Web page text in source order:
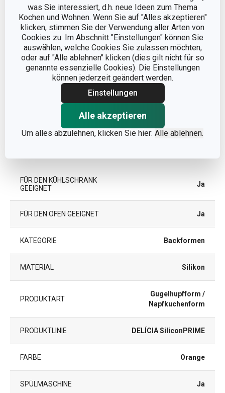
was Sie interessiert, d.h. neue Ideen zum Thema
Kochen und Wohnen. Wenn Sie auf "Alles akzeptieren"
klicken, stimmen Sie der Verwendung aller Arten von
Cookies zu. Im Abschnitt "Einstellungen" können Sie
auswählen, welche Cookies Sie zulassen möchten,
oder auf "Alle ablehnen" klicken (dies gilt nicht für so
genannte essenzielle Cookies). Die Einstellungen
können jederzeit geändert werden.
Einstellungen
Alle akzeptieren
Um alles abzulehnen, klicken Sie hier: Alle ablehnen.
Abmessungen
DURCHMESSER (CM)
FÜR DEN KÜHLSCHRANK
GEEIGNET
Ja
FÜR DEN OFEN GEEIGNET Ja
KATEGORIE Backformen
MATERIAL Silikon
PRODUKTART
Gugelhupfform /
Napfkuchenform
PRODUKTLINIE DELÍCIA SiliconPRIME
FARBE Orange
SPÜLMASCHINE Ja